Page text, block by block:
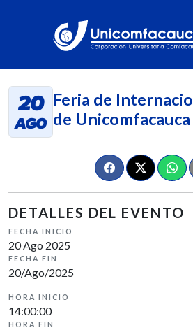
20
AGO
Feria de
de Unicomfacauca
DETALLES DEL EVENTO
FECHA INICIO
20 Ago 2025
FECHA FIN
20/Ago/2025
HORA INICIO
14:00:00
HORA FIN